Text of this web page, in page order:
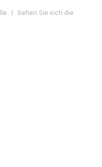
| Sehen Sie sich die